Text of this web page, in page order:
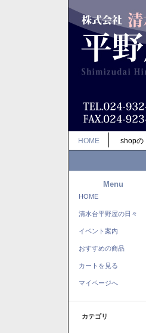
HOME shopの
Menu
HOME
清水台平野屋の日々
イベント案内
おすすめの商品
カートを見る
マイページへ
カテゴリ